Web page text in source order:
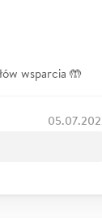
wsparcia 🤲